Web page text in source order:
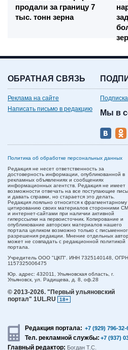
продали за границу 7
тыс. тонн зерна
ОБРАТНАЯ СВЯЗЬ
Реклама на сайте
Написать письмо в редакцию
Мы в
Политика об обработке персональных данных
Редакция не несет ответственность за
достоверность информации, опубликованной в
рекламных объявлениях и сообщениях
информационных агентств. Редакция не имеет
возможности отвечать на все поступающие
и давать справки, но старается это делать.
Редакция лояльно относится к фрагментарному
цитированию своих материалов сторонними
и интернет-сайтами при наличии активной
гиперссылки на первоисточник. Копирование и
опубликование авторских материалов нашего
портала целиком возможно только с
разрешения редакции. Мнение отдельных
может не совпадать с редакционной политикой
портала.
Учредитель ООО "ЦКП". ИНН 7325140148, ОГРН
1157325006475
Юр. адрес: 432011, Ульяновская область, г.
Ульяновск, ул. Радищева, д. 8, оф.28
© 2013-2026. "Первый ульяновский
портал" 1UL.RU
18+
Редакция портала: +7 (929) 796-32-
Тел. рекламной службы: +7 (937)
Главный редактор: Богдан Т.С.